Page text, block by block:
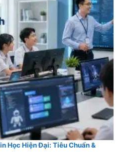
Học Hiện Đại: Tiêu Chuẩn &